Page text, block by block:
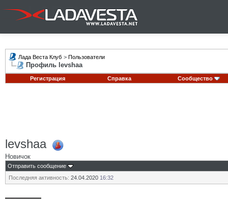
Лада Веста Клуб > Пользователи
Профиль levshaa
Регистрация Справка Сообщество
levshaa
Новичок
Отправить сообщение
Последняя активность: 24.04.2020 16:32